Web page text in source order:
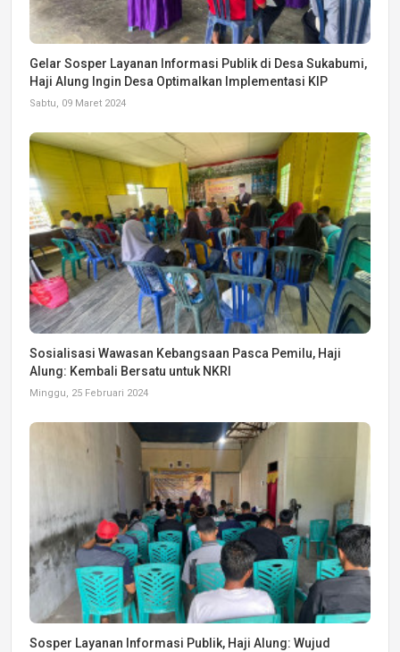
Gelar Sosper Layanan Informasi Publik di Desa Sukabumi,
Haji Alung Ingin Desa Optimalkan Implementasi KIP
Sabtu, 09 Maret 2024
Sosialisasi Wawasan Kebangsaan Pasca Pemilu, Haji
Alung: Kembali Bersatu untuk NKRI
Minggu, 25 Februari 2024
Sosper Layanan Informasi Publik, Haji Alung: Wujud